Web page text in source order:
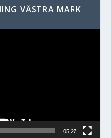
VÄSTRA MARK
05:27